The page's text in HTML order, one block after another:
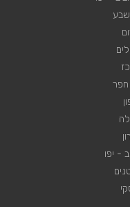
שבע
חפר
- יפו